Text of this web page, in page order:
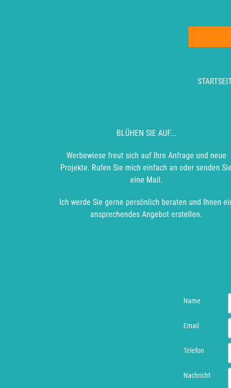
BLÜHEN SIE AUF...
Werbewiese freut sich auf Ihre Anfrage und neue
Projekte. Rufen Sie mich einfach an oder senden Sie
eine Mail.
Ich werde Sie gerne persönlich beraten und Ihnen
ansprechendes Angebot erstellen.
Name
Email
Telefon
Nachricht